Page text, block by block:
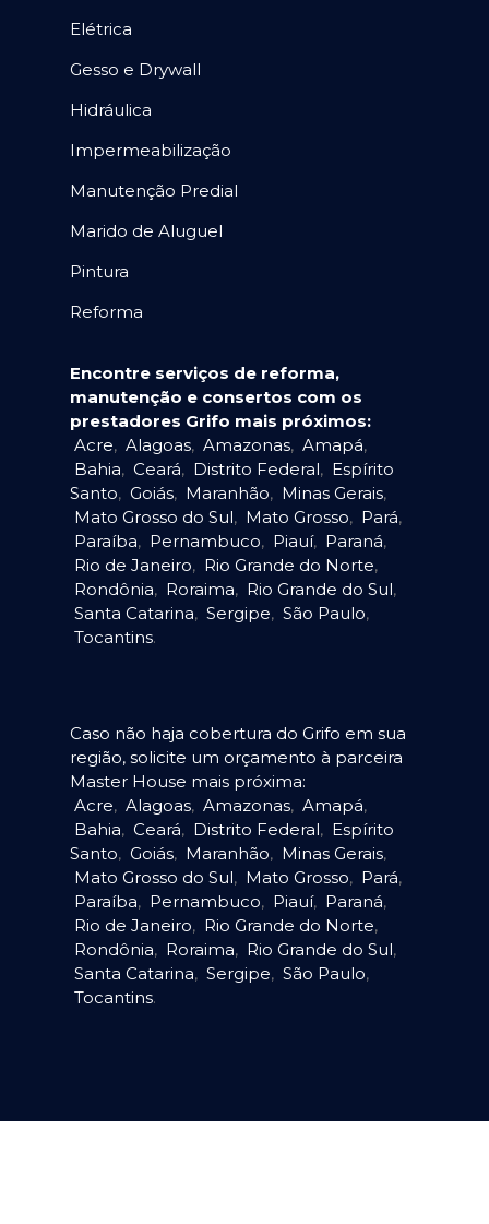
Elétrica
Gesso e Drywall
Hidráulica
Impermeabilização
Manutenção Predial
Marido de Aluguel
Pintura
Reforma
Encontre serviços de reforma,
manutenção e consertos com os
prestadores Grifo mais próximos:
Acre, Alagoas, Amazonas, Amapá,
Bahia, Ceará, Distrito Federal, Espírito
Santo, Goiás, Maranhão, Minas Gerais,
Mato Grosso do Sul, Mato Grosso, Pará,
Paraíba, Pernambuco, Piauí, Paraná,
Rio de Janeiro, Rio Grande do Norte,
Rondônia, Roraima, Rio Grande do Sul,
Santa Catarina, Sergipe, São Paulo,
Tocantins.
Caso não haja cobertura do Grifo em sua
região, solicite um orçamento à parceira
Master House mais próxima:
Acre, Alagoas, Amazonas, Amapá,
Bahia, Ceará, Distrito Federal, Espírito
Santo, Goiás, Maranhão, Minas Gerais,
Mato Grosso do Sul, Mato Grosso, Pará,
Paraíba, Pernambuco, Piauí, Paraná,
Rio de Janeiro, Rio Grande do Norte,
Rondônia, Roraima, Rio Grande do Sul,
Santa Catarina, Sergipe, São Paulo,
Tocantins.